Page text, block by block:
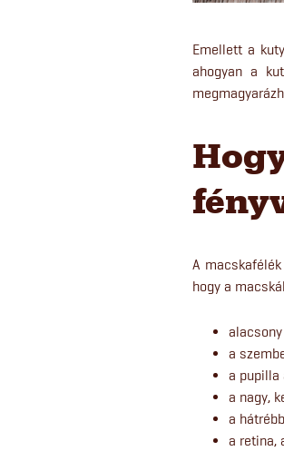
Emellett a
ahogyan a
A
hogy a
a
a pupilla
a nagy,
a
a retina,